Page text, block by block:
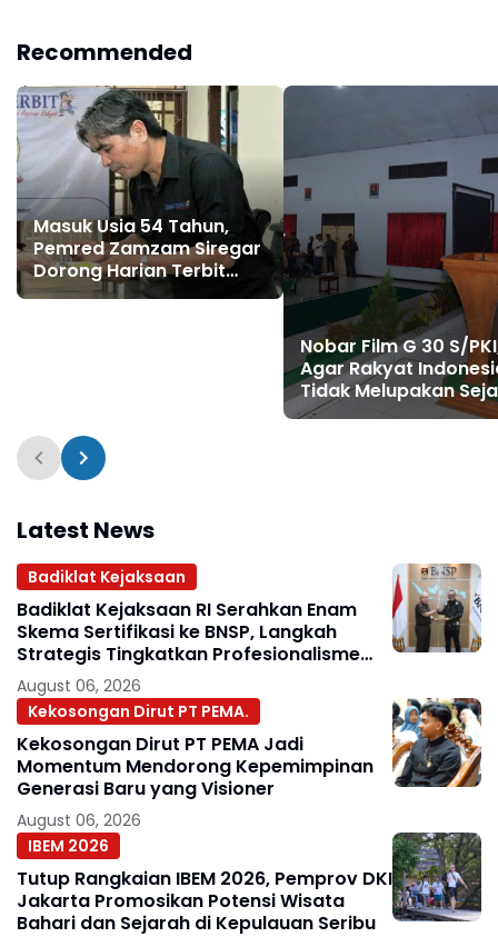
Recommended
Masuk Usia 54 Tahun,
Pemred Zamzam Siregar
Dorong Harian Terbit
Kian Kuat di Era Digital
Nobar Film G 30 S/
Agar Rakyat
Tidak Melupakan
Bangsa
Latest News
Badiklat Kejaksaan
Badiklat Kejaksaan RI Serahkan Enam
Skema Sertifikasi ke BNSP, Langkah
Strategis Tingkatkan Profesionalisme
Jaksa
August 06, 2026
Kekosongan Dirut PT PEMA.
Kekosongan Dirut PT PEMA Jadi
Momentum Mendorong Kepemimpinan
Generasi Baru yang Visioner
August 06, 2026
IBEM 2026
Tutup Rangkaian IBEM 2026, Pemprov DKI
Jakarta Promosikan Potensi Wisata
Bahari dan Sejarah di Kepulauan Seribu